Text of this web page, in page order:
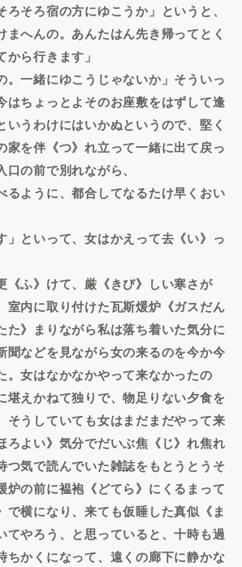
ろそろ宿の方にゆこうか」というと、
まへんの。あんたはん先き帰ってとく
ら行きます」
。一緒にゆこうじゃないか」そういっ
はちょっとよそのお座敷をはずして逢
いうわけにはいかぬというので、堅く
家を伴《つ》れ立って一緒に出て戻っ
の前で別れながら、
るように、都合してなるたけ早くおい
」といって、女はかえって去《い》っ
ふ》けて、厳《きび》しい寒さが
室内に取り付けた瓦斯煖炉《ガスだん
た》まりながら私は落ち着いた気分に
聞などを見ながら女の来るのを今か今
。女はなかなかやって来なかったの
堪えかねて独りで、物足りない夕食を
そうしていても女はまだまだやって来
ろよい》気分でだいぶ焦《じ》れ焦れ
つ気で読んでいた雑誌をもとうとうそ
炉の前に褞袍《どてら》にくるまって
で横になり、来ても仮睡した真似《ま
てやろう、と思っていると、十時も過
ちかくになって、遠くの廊下に静かな